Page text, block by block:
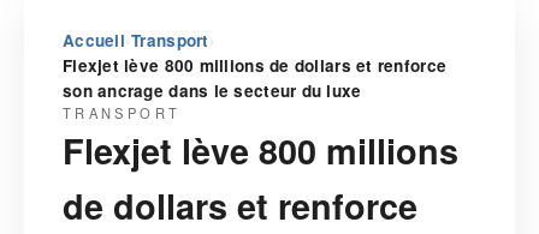
Accueil›Transport ›
Flexjet lève 800 millions de dollars et renforce
son ancrage dans le secteur du luxe
TRANSPORT
Flexjet lève 800 millions
de dollars et renforce